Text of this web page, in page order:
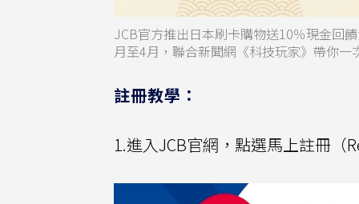
JCB官方推出日本刷卡購物送10％現金回
月至4月，聯合新聞網《科技玩家》帶你
註冊教學：
1.進入JCB官網，點選馬上註冊（